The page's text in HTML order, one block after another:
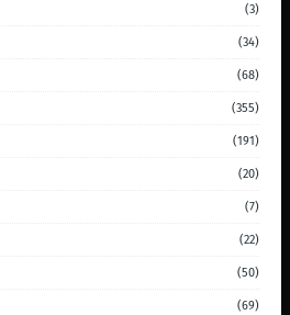
(3)
(34)
(68)
(355)
(191)
(20)
(7)
(22)
(50)
(69)